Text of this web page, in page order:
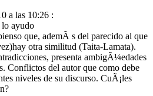
a las 10:26 :
lo ayudo
que, ademÃ s del parecido al que
otra similitud (Taita-Lamata).
presenta ambigÃ¼edades
Conflictos del autor que como debe
niveles de su discurso. CuÃ¡les